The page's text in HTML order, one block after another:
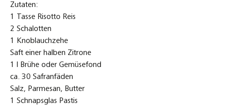
Zutaten:
1 Tasse Risotto Reis
2 Schalotten
1 Knoblauchzehe
Saft einer halben Zitrone
1 l Brühe oder Gemüsefond
ca. 30 Safranfäden
Salz, Parmesan, Butter
1 Schnapsglas Pastis